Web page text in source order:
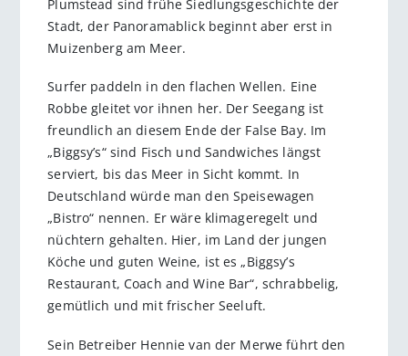
Plumstead sind frühe Siedlungsgeschichte der
Stadt, der Panoramablick beginnt aber erst in
Muizenberg am Meer.
Surfer paddeln in den flachen Wellen. Eine
Robbe gleitet vor ihnen her. Der Seegang ist
freundlich an diesem Ende der False Bay. Im
„Biggsy’s“ sind Fisch und Sandwiches längst
serviert, bis das Meer in Sicht kommt. In
Deutschland würde man den Speisewagen
„Bistro“ nennen. Er wäre klimageregelt und
nüchtern gehalten. Hier, im Land der jungen
Köche und guten Weine, ist es „Biggsy’s
Restaurant, Coach and Wine Bar“, schrabbelig,
gemütlich und mit frischer Seeluft.
Sein Betreiber Hennie van der Merwe führt den